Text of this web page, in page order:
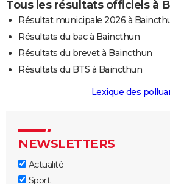
Tous les résultats officiels à
Résultat municipale 2026 à
Résultats du bac à Baincthun
Résultats du brevet à Baincthun
Résultats du BTS à Baincthun
Lexique des
NEWSLETTERS
Actualité
Sport